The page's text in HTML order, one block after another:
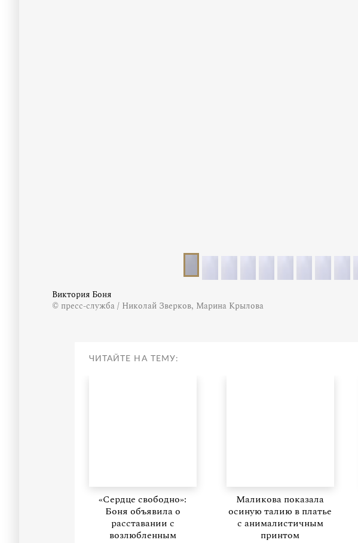
Виктория Боня
© пресс-служба / Николай Зверков, Марина Крылова
ЧИТАЙТЕ НА ТЕМУ:
«Сердце свободно»:
Боня объявила о
расставании с
возлюбленным
Маликова показала
осиную талию в платье
с анималистичным
принтом